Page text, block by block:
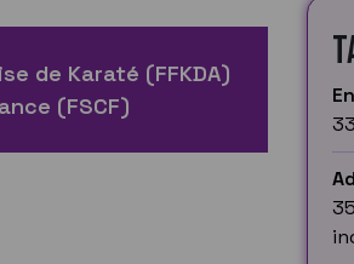
de Karaté (FFKDA)
(FSCF)